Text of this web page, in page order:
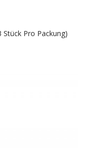
Stück Pro Packung)